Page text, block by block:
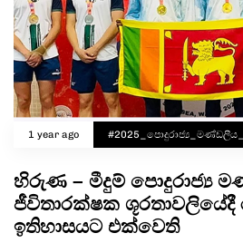
1 year ago
හිරුණ – මීදුම් පොදුරාජ්‍ය
ජීවිතාරක්ෂක ශූරතාවලියේදී
ඉතිහාසයට එක්වෙති